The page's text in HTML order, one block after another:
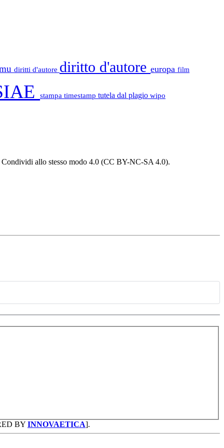
diritti d'autore diritto d'autore europa film
stampa timestamp tutela dal plagio wipo
allo stesso modo 4.0 (CC BY-NC-SA 4.0).
BY INNOVAETICA].